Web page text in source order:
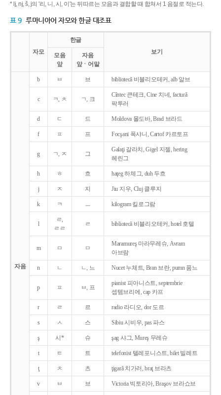
* lj, nj, š, j의 '리, 니, 시, 이'는 뒤따르는 모음과 결합할 때 합쳐서 1 음절로 적는다.
표 9 루마니아어 자모와 한글 대조표
자모
한글
보기
모음
앞
자음
앞ㆍ어말
자음
b ㅂ 브 bibliotecǎ 비블리오테커, alb 알브
c ㅋ, ㅊ ㄱ, 크
Cîntec 큰테크, Cine 치네, facturǎ
팍투러
d ㄷ 드 Moldova 몰도바, Brad 브라드
f ㅍ 프 Focşani 폭샤니, Cartof 카르토프
g ㄱ, ㅈ 그
Galaţi 갈라치, Gigel 지젤, hering
헤린그
h ㅎ 흐 haţeg 하체그, duh 두흐
j ㅈ 지 Jiu 지우, Cluj 클루지
k ㅋ ㅡ kilogram 킬로그람
l
ㄹ,
ㄹㄹ
ㄹ bibliotecǎ 비블리오테커, hotel 호텔
m ㅁ ㅁ
Maramureş 마라무레슈, Avram
아브람
n ㄴ ㄴ, 느 Nucet 누체트, Bran 브란, pumn 품느
p ㅍ ㅂ, 프
pianist 피아니스트, septembrie
셉템브리에, cap 카프
r ㄹ 르 radio 라디오, dor 도르
s ㅅ 스 Sibiu 시비우, pas 파스
ş 시* 슈 şag 샤그, Mureş 무레슈
t ㅌ 트 telefonist 텔레포니스트, bilet 빌레트
ţ ㅊ 츠 ţigarǎ 치가러, braţ 브라츠
v ㅂ 브 Victoria 빅토리아, Braşov 브라쇼브